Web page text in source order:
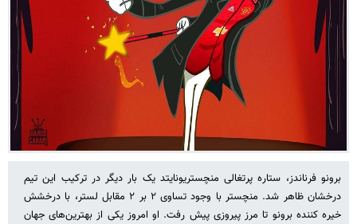
برونو فرناندز، ستاره پرتغالی منچستریونایتد یک بار دیگر در ترکیب این تیم
درخشان ظاهر شد. منچستر با وجود تساوی ۲ بر ۲ مقابل لستر، با درخشش
خیره کننده برونو تا مرز پیروزی پیش رفت. او امروز یکی از بهترین‌های جهان